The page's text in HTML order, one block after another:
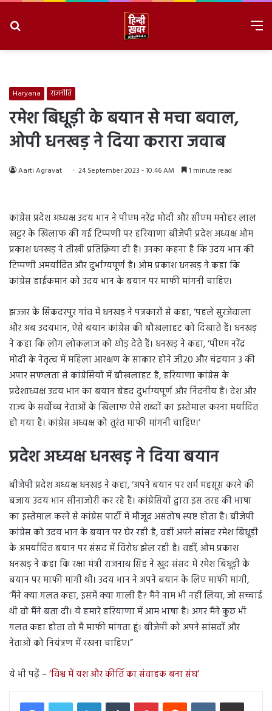
Haryana राजनीति
रमेश बिधूड़ी के बयान से मचा बवाल,
ओपी धनखड़ ने दिया करारा जवाब
Aarti Agravat 24 September 2023 - 10:46 AM 1 minute read
कांग्रेस प्रदेश अध्यक्ष उदय भान ने पीएम नरेंद्र मोदी और सीएम मनोहर लाल
खट्टर के खिलाफ की गई टिप्पणी पर हरियाणा बीजेपी प्रदेश अध्यक्ष ओम
प्रकाश धनखड़ ने तीखी प्रतिक्रिया दी है। उनका कहना है कि उदय भान की
टिप्पणी अमर्यादित और दुर्भाग्यपूर्ण है। ओम प्रकाश धनखड़ ने कहा कि
कांग्रेस हाईकमान को उदय भान के बयान पर माफी मांगनी चाहिए।
झज्जर के सिंकदरपुर गांव में धनखड़ ने पत्रकारों से कहा, ‘पहले सुरजेवाला
और अब उदयभान, ऐसे बयान कांग्रेस की बौखलाहट को दिखाते हैं। धनखड़
ने कहा कि लोग लोकलाज को छोड़ देते हैं। धनखड़ ने कहा, ‘पीएम नरेंद्र
मोदी के नेतृत्व में महिला आरक्षण के साकार होने जी20 और चंद्रयान 3 की
अपार सफलता से कांग्रेसियों में बौखलाहट है, हरियाणा कांग्रेस के
प्रदेशाध्यक्ष उदय भान का बयान बेहद दुर्भाग्यपूर्ण और निंदनीय है। देश और
राज्य के सर्वोच्च नेताओं के खिलाफ ऐसे शब्दों का इस्तेमाल करना मर्यादित
हो गया है। कांग्रेस अध्यक्ष को तुरंत माफी मांगनी चाहिए।’
प्रदेश अध्यक्ष धनखड़ ने दिया बयान
बीजेपी प्रदेश अध्यक्ष धनखड़ ने कहा, ‘अपने बयान पर शर्म महसूस करने की
बजाय उदय भान सीनाजोरी कर रहे हैं। कांग्रेसियों द्वारा इस तरह की भाषा
का इस्तेमाल करने से कांग्रेस पार्टी में मौजूद असंतोष स्पष्ट होता है। बीजेपी
कांग्रेस को उदय भान के बयान पर घेर रही है, वहीं अपने सांसद रमेश बिधूड़ी
के अमर्यादित बयान पर संसद में विरोध झेल रही है। वहीं, ओम प्रकाश
धनखड़ ने कहा कि रक्षा मंत्री राजनाथ सिंह ने खुद संसद में रमेश बिधूड़ी के
बयान पर माफी मांगी थी। उदय भान ने अपने बयान के लिए माफी मांगी,
‘मैंने क्या गलत कहा, इसमें क्या गाली है? मैंने नाम भी नहीं लिया, जो सच्चाई
थी वो मैंने बता दी। ये हमारे हरियाणा में आम भाषा है। अगर मैंने कुछ भी
गलत कहा होता तो मैं माफी मांगता हूं। बीजेपी को अपने सांसदों और
नेताओं को नियंत्रण में रखना चाहिए।”
ये भी पढ़ें – ‘विश्व में यश और कीर्ति का संवाहक बना संघ’
LinkedInTumblr PinterestReddit VKontakteShare via Email